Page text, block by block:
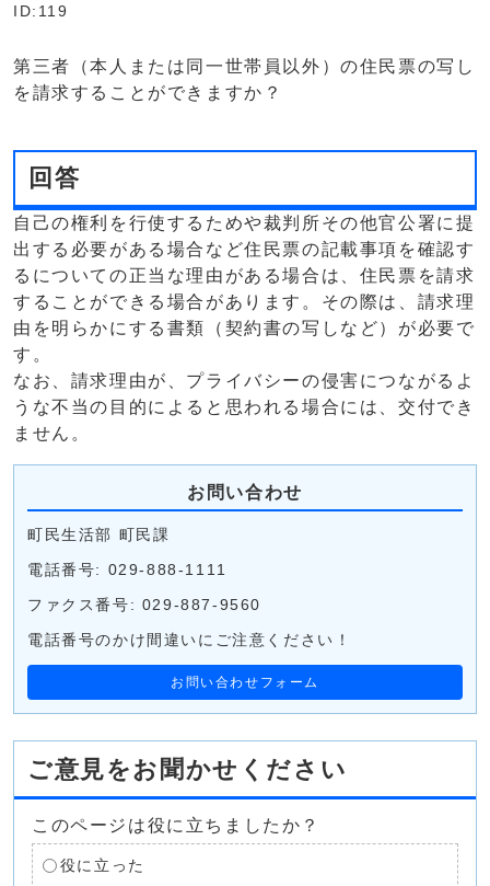
ID:119
第三者（本人または同一世帯員以外）の住民票の写し
を請求することができますか？
回答
自己の権利を行使するためや裁判所その他官公署に提
出する必要がある場合など住民票の記載事項を確認す
るについての正当な理由がある場合は、住民票を請求
することができる場合があります。その際は、請求理
由を明らかにする書類（契約書の写しなど）が必要で
す。
なお、請求理由が、プライバシーの侵害につながるよ
うな不当の目的によると思われる場合には、交付でき
ません。
お問い合わせ
町民生活部 町民課
電話番号: 029-888-1111
ファクス番号: 029-887-9560
電話番号のかけ間違いにご注意ください！
お問い合わせフォーム
ご意見をお聞かせください
このページは役に立ちましたか？
役に立った